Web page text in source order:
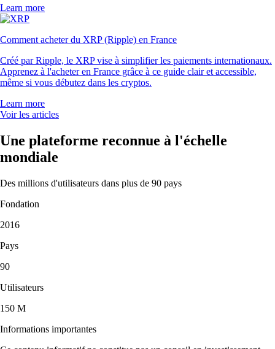
Learn more
Comment acheter du XRP (Ripple) en France
Créé par Ripple, le XRP vise à simplifier les paiements internationaux.
Apprenez à l'acheter en France grâce à ce guide clair et accessible,
même si vous débutez dans les cryptos.
Learn more
Voir les articles
Une plateforme reconnue à l'échelle
mondiale
Des millions d'utilisateurs dans plus de 90 pays
Fondation
2016
Pays
90
Utilisateurs
150 M
Informations importantes